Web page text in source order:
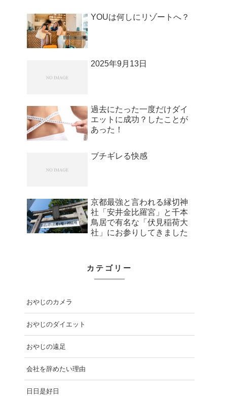
YOUは何しにリゾートへ？
2025年9月13日
過去にたった一度だけダイ
エットに成功？したことが
あった！
ブチギレる快感
京都最強と言われる縁切神
社「安井金比羅宮」と千本
鳥居で有名な「伏見稲荷大
社」にお参りしてきました
カテゴリー
おやじのカメラ
おやじのダイエット
おやじの遠足
会社を辞めたい理由
日日是好日